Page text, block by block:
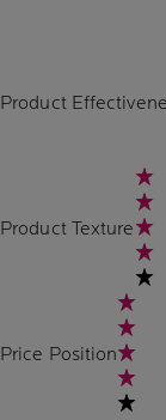
Product
Product Texture
Price Position